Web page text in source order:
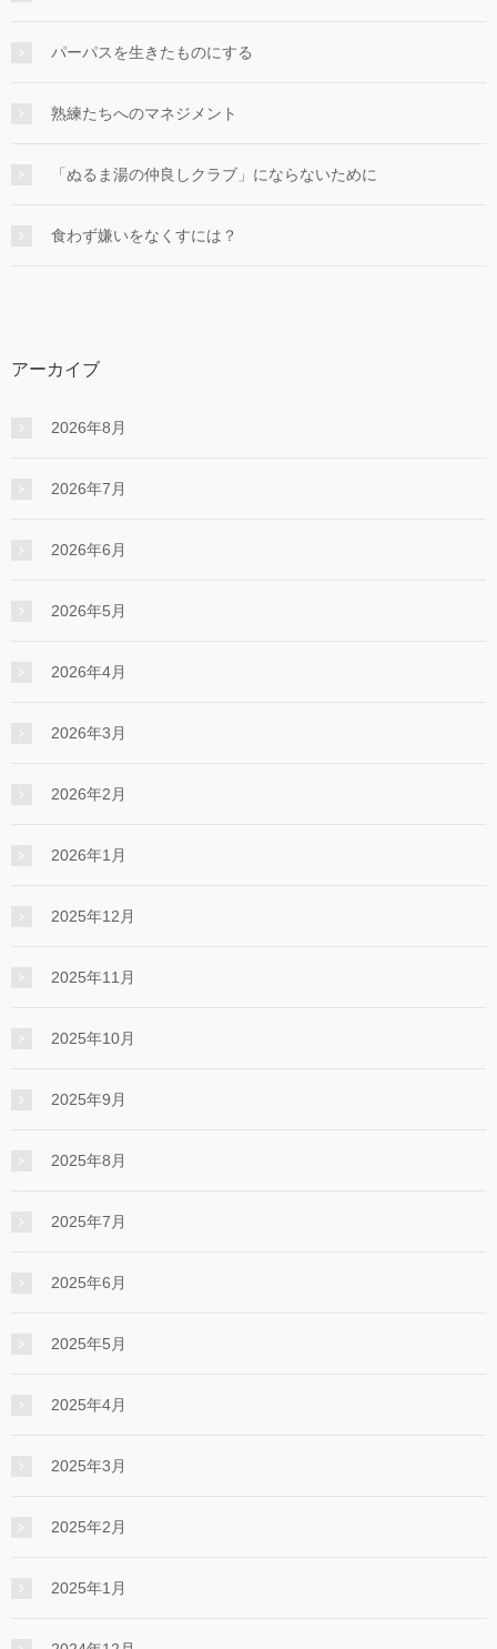
パーパスを生きたものにする
熟練たちへのマネジメント
「ぬるま湯の仲良しクラブ」にならないために
食わず嫌いをなくすには？
アーカイブ
2026年8月
2026年7月
2026年6月
2026年5月
2026年4月
2026年3月
2026年2月
2026年1月
2025年12月
2025年11月
2025年10月
2025年9月
2025年8月
2025年7月
2025年6月
2025年5月
2025年4月
2025年3月
2025年2月
2025年1月